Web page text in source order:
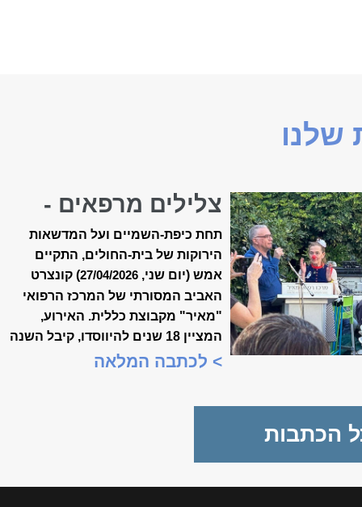
שלנו
צלילים מרפאים -
קונצרט האביב ה-18
של ״מאיר״
תחת כיפת-השמיים ועל המדשאות
הירוקות של בית-החולים, התקיים
אמש (יום שני, 27/04/2026) קונצרט
האביב המסורתי של המרכז הרפואי
"מאיר" מקבוצת כללית. האירוע,
המציין 18 שנים להיווסדו, קיבל השנה
משמעות מיוחדת, כשנכלל לראשונה
> לכתבה המלאה
הכתבות